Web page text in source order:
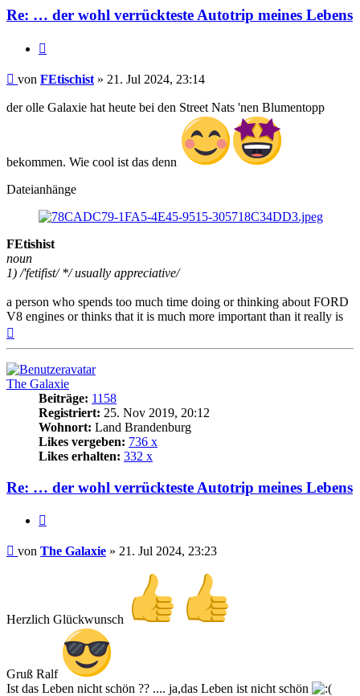
Re: … der wohl verrückteste Autotrip meines Lebens
Beitrag
von FEtischist » 21. Jul 2024, 23:14
der olle Galaxie hat heute bei den Street Nats 'nen Blumentopp
bekommen. Wie cool ist das denn
Dateianhänge
FEtishist
noun
1) /'fetifist/ */ usually appreciative/
a person who spends too much time doing or thinking about FORD
V8 engines or thinks that it is much more important than it really is
The Galaxie
Beiträge: 1158
Registriert: 25. Nov 2019, 20:12
Wohnort: Land Brandenburg
Likes vergeben: 736 x
Likes erhalten: 332 x
Re: … der wohl verrückteste Autotrip meines Lebens
Beitrag
von The Galaxie » 21. Jul 2024, 23:23
Herzlich Glückwunsch
Gruß Ralf
Ist das Leben nicht schön ?? .... ja,das Leben ist nicht schön